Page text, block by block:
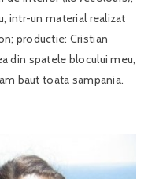
intr-un material realizat
productie: Cristian
din spatele blocului meu,
baut toata sampania.